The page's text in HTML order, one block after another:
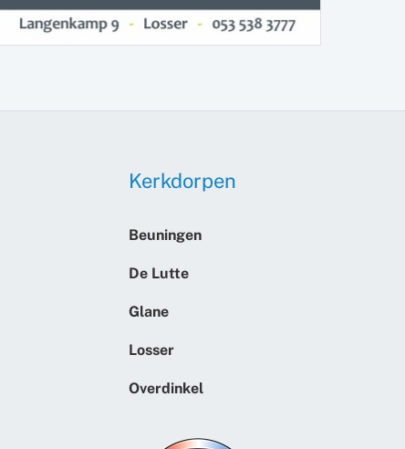
Kerkdorpen
Beuningen
De Lutte
Glane
Losser
Overdinkel